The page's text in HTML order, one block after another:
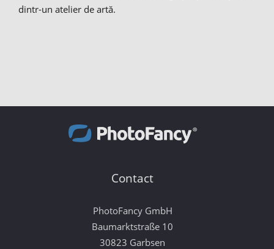
dintr-un atelier de artă.
Contact
PhotoFancy GmbH
Baumarktstraße 10
30823 Garbsen